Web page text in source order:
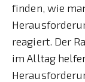
finden, wie
reagiert. Der
im Alltag